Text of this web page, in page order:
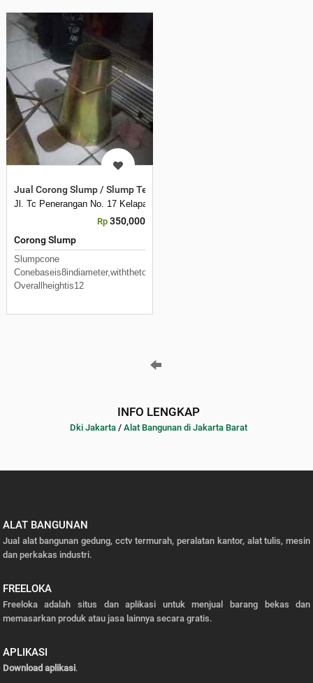
Jual Corong Slump / Slump Test
Jl. Tc Penerangan No. 17 Kelapa Dua Kebon Jeruk
Rp 350,000
Corong Slump
Slumpcone
Conebaseis8indiameter,withthetopbeing4indiameter.
Overallheightis12
INFO LENGKAP
Dki Jakarta / Alat Bangunan di Jakarta Barat
ALAT BANGUNAN
Jual alat bangunan gedung, cctv termurah, peralatan kantor, alat tulis, mesin
dan perkakas industri.
FREELOKA
Freeloka adalah situs dan aplikasi untuk menjual barang bekas dan
memasarkan produk atau jasa lainnya secara gratis.
APLIKASI
Download aplikasi.